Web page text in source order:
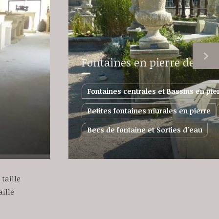
Fontaines en pierre de
Fontaines centrales et Bassins en
Petites fontaines murales en pierre
Becs de fontaine et Sorties d'eau
taille